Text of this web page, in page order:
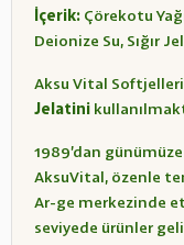
İçerik: Çörekotu
Deionize Su, Sığır
Aksu Vital
Jelatini
1989’dan
AksuVital, özenle
Ar-ge merkezinde
seviyede ürünler